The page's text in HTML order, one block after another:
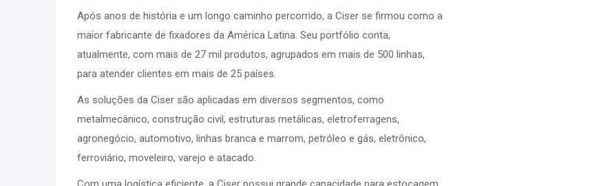
Após anos de história e um longo caminho percorrido, a Ciser se firmou como a
maior fabricante de fixadores da América Latina. Seu portfólio conta,
atualmente, com mais de 27 mil produtos, agrupados em mais de 500 linhas,
para atender clientes em mais de 25 países.
As soluções da Ciser são aplicadas em diversos segmentos, como
metalmecânico, construção civil, estruturas metálicas, eletroferragens,
agronegócio, automotivo, linhas branca e marrom, petróleo e gás, eletrônico,
ferroviário, moveleiro, varejo e atacado.